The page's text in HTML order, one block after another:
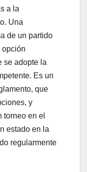
a la
Una
de un partido
opción
se adopte la
Es un
que
y
torneo en el
estado en la
regularmente